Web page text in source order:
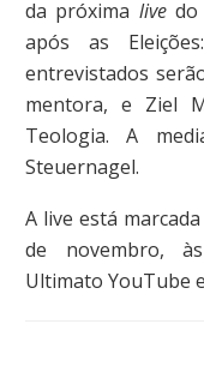
da próxima livedo
após as
entrevistados
mentora, e Ziel
Teologia. A
Steuernagel.
A live está
de novembro,
Ultimato YouTube